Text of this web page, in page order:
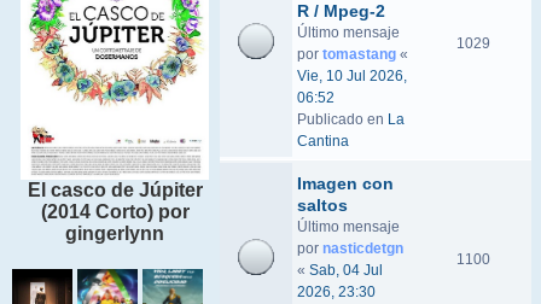
El casco de Júpiter
(2014 Corto) por
gingerlynn
R / Mpeg-2
Último mensaje
por tomastang «
Vie, 10 Jul 2026,
06:52
Publicado en La
Cantina
1029
Imagen con
saltos
Último mensaje
por nasticdetgn
« Sab, 04 Jul
2026, 23:30
1100